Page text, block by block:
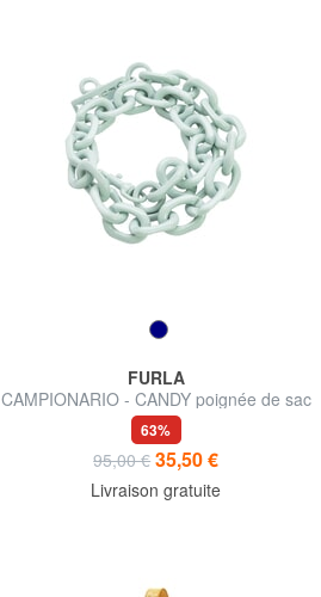
FURLA
CAMPIONARIO - CANDY poignée de sac
63%
95,00 € 35,50 €
Livraison gratuite